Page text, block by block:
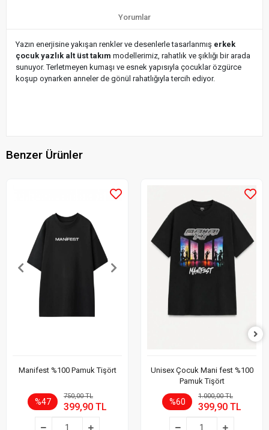
Yorumlar
Yazın enerjisine yakışan renkler ve desenlerle tasarlanmış erkek
çocuk yazlık alt üst takım modellerimiz, rahatlık ve şıklığı bir arada
sunuyor. Terletmeyen kumaşı ve esnek yapısıyla çocuklar özgürce
koşup oynarken anneler de gönül rahatlığıyla tercih ediyor.
Benzer Ürünler
Manifest %100 Pamuk Tişört
%47
750,00 TL
399,90 TL
Unisex Çocuk Mani fest %100
Pamuk Tişört
%60
1.000,00 TL
399,90 TL